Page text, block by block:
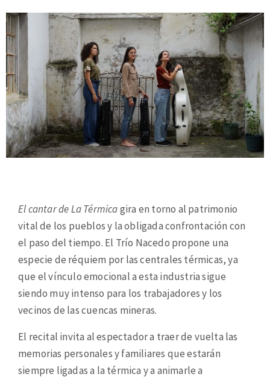
El cantar de La Térmicagira en torno al patrimonio
vital de los pueblos y la obligada confrontación con
el paso del tiempo. El Trío Nacedo propone una
especie de réquiem por las centrales térmicas, ya
que el vínculo emocional a esta industria sigue
siendo muy intenso para los trabajadores y los
vecinos de las cuencas mineras.
El recital invita al espectador a traer de vuelta las
memorias personales y familiares que estarán
siempre ligadas a la térmica y a animarle a